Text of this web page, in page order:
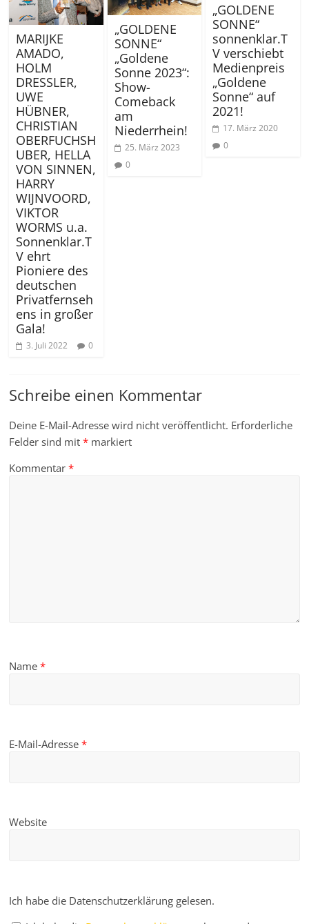
MARIJKE
AMADO,
HOLM
DRESSLER,
UWE
HÜBNER,
CHRISTIAN
OBERFUCHSH
UBER, HELLA
VON SINNEN,
HARRY
WIJNVOORD,
VIKTOR
WORMS u.a.
Sonnenklar.T
V ehrt
Pioniere des
deutschen
Privatfernseh
ens in großer
Gala!
3. Juli 2022 0
„GOLDENE
SONNE“
„Goldene
Sonne 2023“:
Show-
Comeback
am
Niederrhein!
25. März 2023
0
„GOLDENE
SONNE“
sonnenklar.T
V verschiebt
Medienpreis
„Goldene
Sonne“ auf
2021!
17. März 2020
0
Schreibe einen Kommentar
Deine E-Mail-Adresse wird nicht veröffentlicht. Erforderliche
Felder sind mit* markiert
Kommentar*
Name*
E-Mail-Adresse*
Website
Ich habe die Datenschutzerklärung gelesen.